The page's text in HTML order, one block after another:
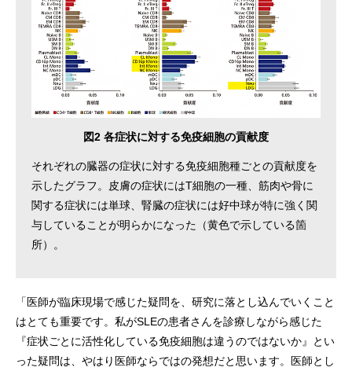
図2 各症状に対する免疫細胞の貢献度
それぞれの臓器の症状に対する免疫細胞種ごとの貢献度を
示したグラフ。皮膚の症状にはT細胞の一種、筋肉や骨に
関する症状には単球、腎臓の症状には好中球が特に強く関
与していることが明らかになった（黄色で示している箇
所）。
「医師が臨床現場で感じた疑問を、研究に落とし込んでいくこと
はとても重要です。私がSLEの患者さんを診療しながら感じた
『症状ごとに活性化している免疫細胞は違うのではないか』とい
った疑問は、やはり医師ならではの発想だと思います。医師とし